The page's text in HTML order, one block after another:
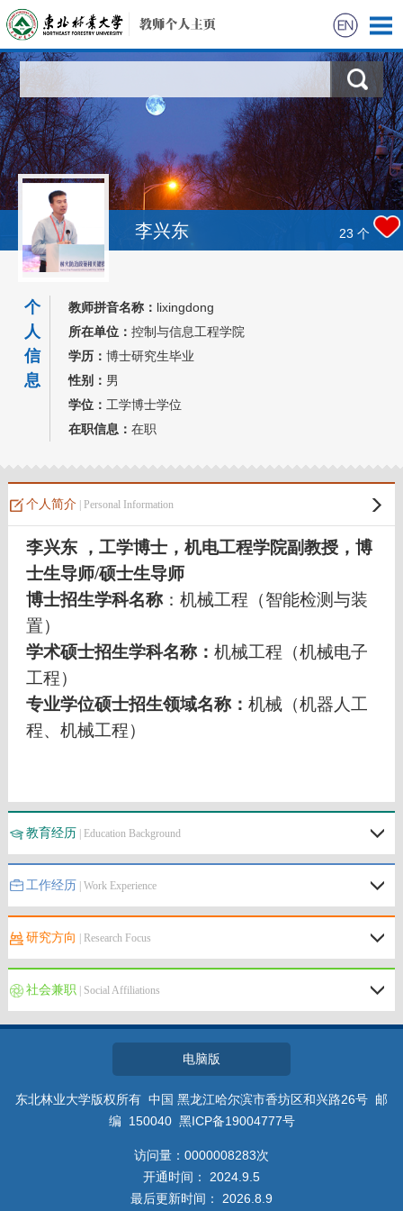
科学研究
教学研究
获奖信息
招生信息
学生信息
我的相册
教师博客
李兴东 23 个
个
人
信
息
教师拼音名称： lixingdong
所在单位： 控制与信息工程学院
学历： 博士研究生毕业
性别： 男
学位： 工学博士学位
在职信息： 在职
个人简介| Personal Information
李兴东
，工学博士，机电工程学院副教授，博
士生导师/硕士生导师
博士招生学科名称：机械工程（智能检测与装
置）
学术硕士招生学科名称： 机械工程（机械电子
工程）
专业学位硕士招生领域名称： 机械（机器人工
程、机械工程）
教育经历 | Education Background
工作经历 | Work Experience
研究方向 | Research Focus
社会兼职| Social Affiliations
电脑版
东北林业大学版权所有 中国 黑龙江哈尔滨市香坊区和兴路26号 邮
编 150040 黑ICP备19004777号
访问量： 0000008283次
开通时间： 2024 9 5
最后更新时间： 2026 8 9